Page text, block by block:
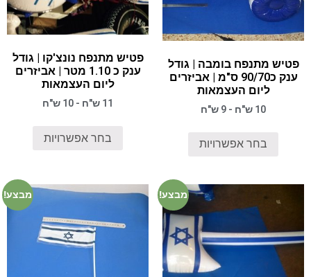
פטיש מתנפח בומבה | גודל
ענק כ90/70 ס"מ | אביזרים
ליום העצמאות
10 ש"ח - 9 ש"ח
בחר אפשרויות
פטיש מתנפח נונצ'קו | גודל
ענק כ 1.10 מטר | אביזרים
ליום העצמאות
11 ש"ח - 10 ש"ח
בחר אפשרויות
מבצע! מבצע!